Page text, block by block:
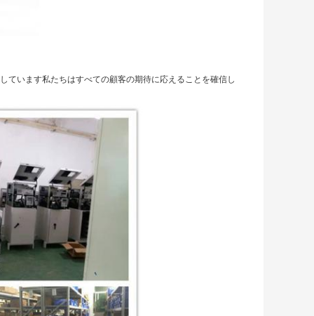
ています私たちはすべての顧客の期待に応えることを確信し